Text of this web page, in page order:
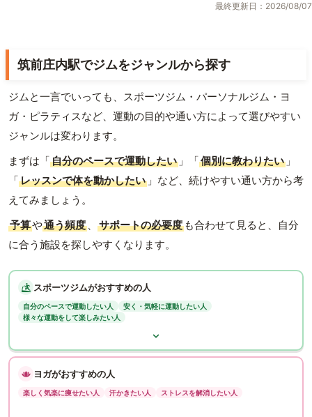
最終更新日：2026/08/07
筑前庄内駅でジムをジャンルから探す
ジムと一言でいっても、スポーツジム・パーソナルジム・ヨ
ガ・ピラティスなど、運動の目的や通い方によって選びやすい
ジャンルは変わります。
まずは「自分のペースで運動したい 」「個別に教わりたい 」
「レッスンで体を動かしたい 」など、続けやすい通い方から考
えてみましょう。
予算や通う頻度 、 サポートの必要度 も合わせて見ると、自分
に合う施設を探しやすくなります。
スポーツジムがおすすめの人
自分のペースで運動したい人
安く・気軽に運動したい人
様々な運動をして楽しみたい人
ヨガがおすすめの人
楽しく気楽に痩せたい人 汗かきたい人 ストレスを解消したい人